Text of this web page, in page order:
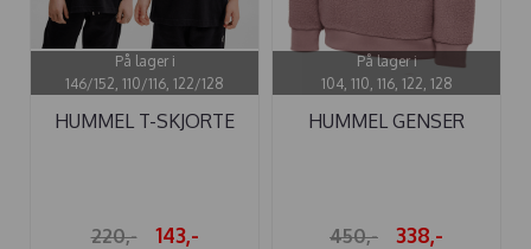
På lager i
146/152, 110/116, 122/128
HUMMEL T-SKJORTE
220,- 143,-
På lager i
104, 110, 116, 122, 128
HUMMEL GENSER
450,- 338,-